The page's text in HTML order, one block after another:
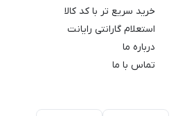
خرید سریع تر با کد کالا
استعلام گارانتی رایانت
درباره ما
تماس با ما